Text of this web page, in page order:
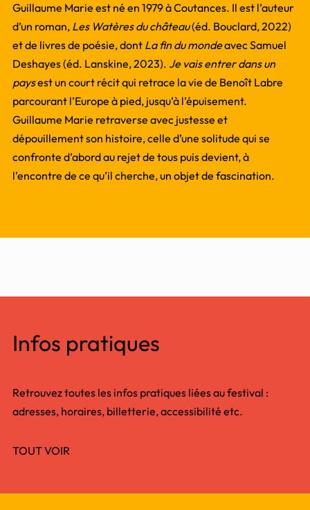
Guillaume Marie est né en 1979 à Coutances. Il est l’auteur
d’un roman, Les Watères du château(éd. Bouclard, 2022)
et de livres de poésie, dont La fin du mondeavec Samuel
Deshayes (éd. Lanskine, 2023). Je vais entrer dans un
paysest un court récit qui retrace la vie de Benoît Labre
parcourant l’Europe à pied, jusqu’à l’épuisement.
Guillaume Marie retraverse avec justesse et
dépouillement son histoire, celle d’une solitude qui se
confronte d’abord au rejet de tous puis devient, à
l’encontre de ce qu’il cherche, un objet de fascination.
Infos pratiques
Retrouvez toutes les infos pratiques liées au festival :
adresses, horaires, billetterie, accessibilité etc.
TOUT VOIR